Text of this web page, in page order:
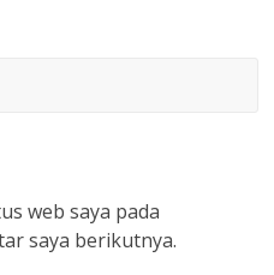
web saya pada
saya berikutnya.